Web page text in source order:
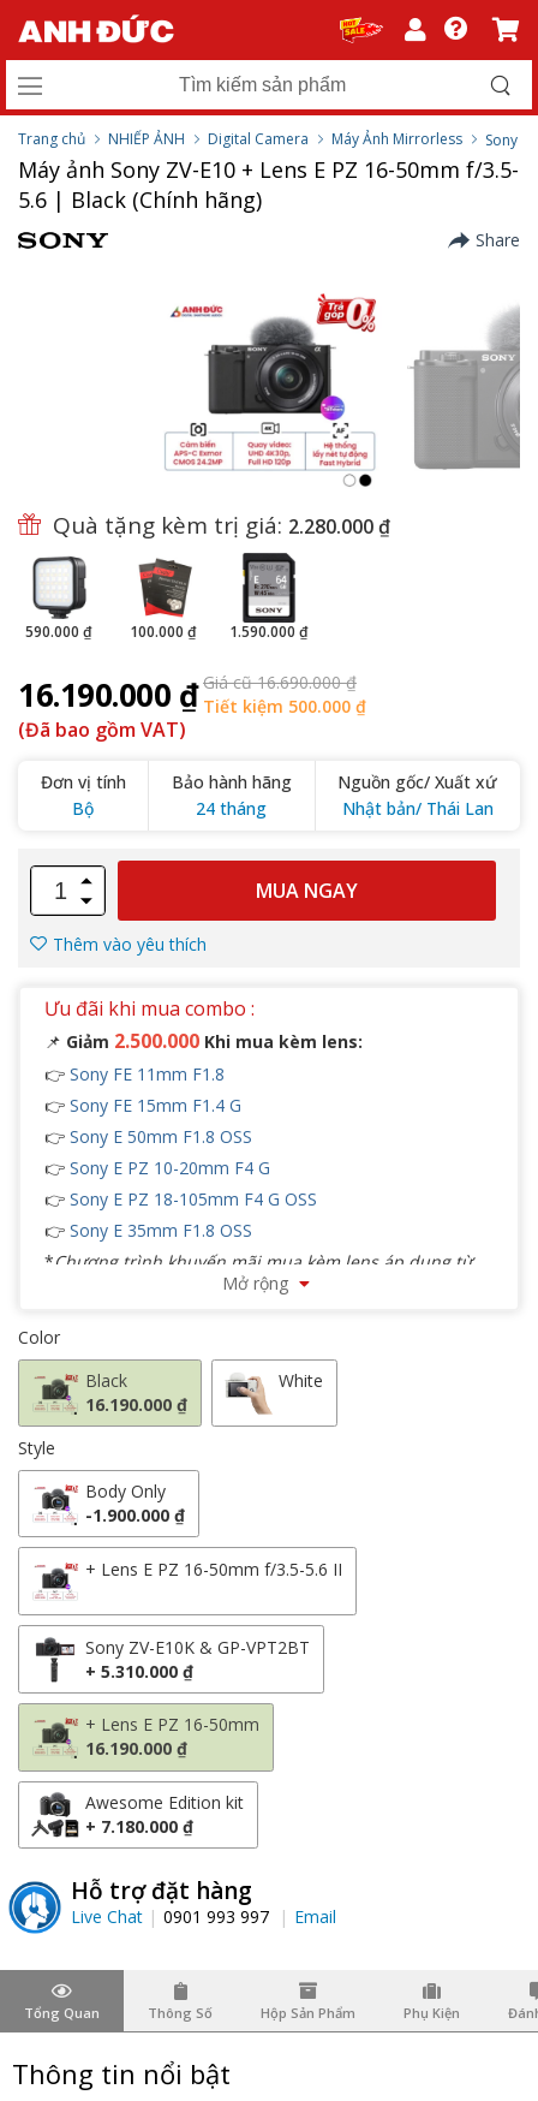
Trang chủ NHIẾP ẢNH Digital Camera Máy Ảnh Mirrorless Sony
Máy ảnh Sony ZV-E10 + Lens E PZ 16-50mm f/3.5-
5.6 | Black (Chính hãng)
Share
Quà tặng kèm trị giá: 2.280.000 ₫
590.000 ₫ 100.000 ₫ 1.590.000 ₫
16.190.000 ₫ Giá cũ 16.690.000 ₫
Tiết kiệm 500.000 ₫
(Đã bao gồm VAT)
Đơn vị tính
Bộ
Bảo hành hãng
24 tháng
Nguồn gốc/ Xuất xứ
Nhật bản/ Thái Lan
MUA NGAY
Thêm vào yêu thích
Ưu đãi khi mua combo :
📌 Giảm 2.500.000 Khi mua kèm lens:
👉 Sony FE 11mm F1.8
👉 Sony FE 15mm F1.4 G
👉 Sony E 50mm F1.8 OSS
👉 Sony E PZ 10-20mm F4 G
👉 Sony E PZ 18-105mm F4 G OSS
👉 Sony E 35mm F1.8 OSS
*Chương trình khuyến mãi mua kèm lens áp dụng từ
03/08/2026 đến ngày 30/08/2026
hàng sau khi đăng ký tài khoản My sony thành công.
Note:The complimentary memory card will be shipped
directly to the customer after successfully registering a
My Sony account.
👉UpdateFirmware Sony ZV-E10
Mở rộng
Color
Black
16.190.000 ₫
White
Style
Body Only
-1.900.000 ₫
+ Lens E PZ 16-50mm f/3.5-5.6 II
Sony ZV-E10K & GP-VPT2BT
+ 5.310.000 ₫
+ Lens E PZ 16-50mm
16.190.000 ₫
Awesome Edition kit
+ 7.180.000 ₫
Hỗ trợ đặt hàng
Live Chat 0901 993 997 Email
Tổng Quan Thông Số Hộp Sản Phẩm Phụ Kiện
Thông tin nổi bật